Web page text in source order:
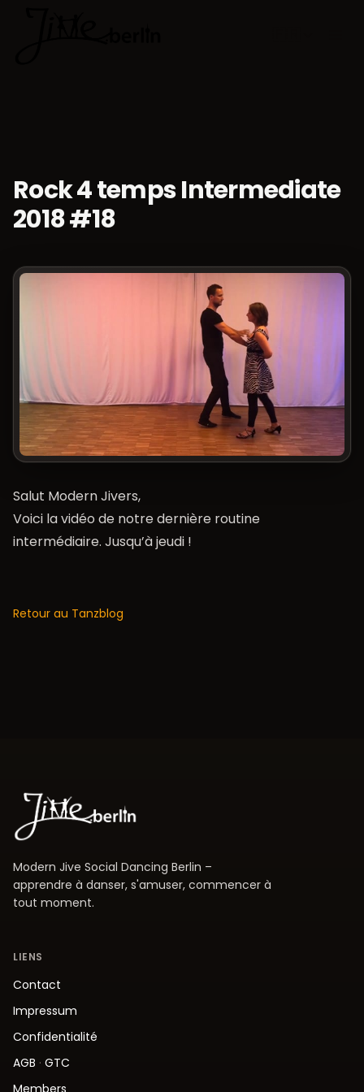
Rock 4 temps Intermediate
2018 #18
Salut Modern Jivers,
Voici la vidéo de notre dernière routine
intermédiaire. Jusqu’à jeudi !
Retour au Tanzblog
Modern Jive Social Dancing Berlin –
apprendre à danser, s'amuser, commencer à
tout moment.
LIENS
Contact
Impressum
Confidentialité
AGB · GTC